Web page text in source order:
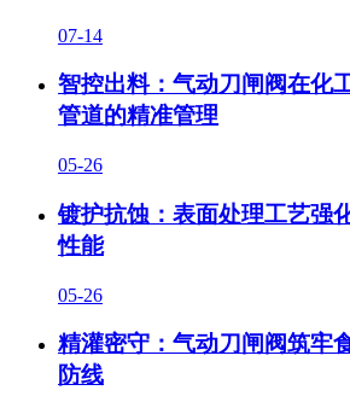
07-14
智控出料：气动刀闸阀在化
管道的精准管理
05-26
镀护抗蚀：表面处理工艺强
性能
05-26
精灌密守：气动刀闸阀筑牢
防线